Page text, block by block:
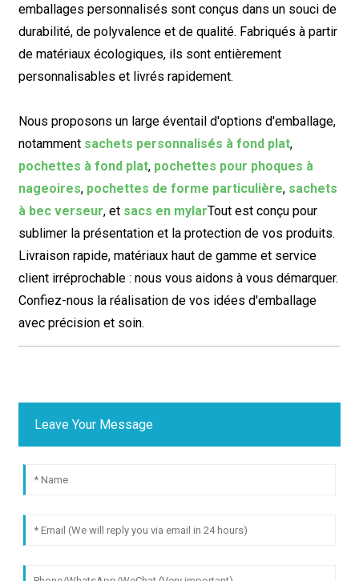
emballages personnalisés sont conçus dans un souci de
durabilité, de polyvalence et de qualité. Fabriqués à partir
de matériaux écologiques, ils sont entièrement
personnalisables et livrés rapidement.
Nous proposons un large éventail d'options d'emballage,
notamment sachets personnalisés à fond plat,
pochettes à fond plat, pochettes pour phoques à
nageoires, pochettes de forme particulière, sachets
à bec verseur, et sacs en mylarTout est conçu pour
sublimer la présentation et la protection de vos produits.
Livraison rapide, matériaux haut de gamme et service
client irréprochable : nous vous aidons à vous démarquer.
Confiez-nous la réalisation de vos idées d'emballage
avec précision et soin.
Leave Your Message